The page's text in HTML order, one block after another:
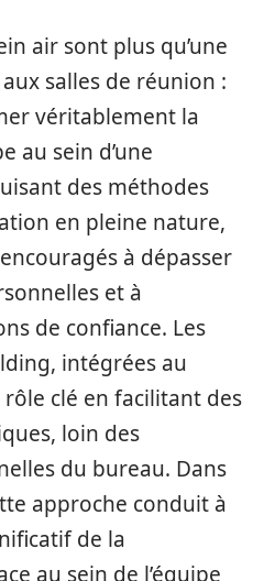
air sont plus qu’une
salles de réunion :
véritablement la
au sein d’une
des méthodes
en pleine nature,
à dépasser
et à
de confiance. Les
intégrées au
clé en facilitant des
loin des
du bureau. Dans
approche conduit à
de la
au sein de l’équipe